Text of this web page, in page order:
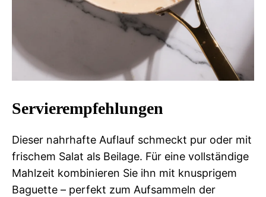
Servierempfehlungen
Dieser nahrhafte Auflauf schmeckt pur oder mit
frischem Salat als Beilage. Für eine vollständige
Mahlzeit kombinieren Sie ihn mit knusprigem
Baguette – perfekt zum Aufsammeln der